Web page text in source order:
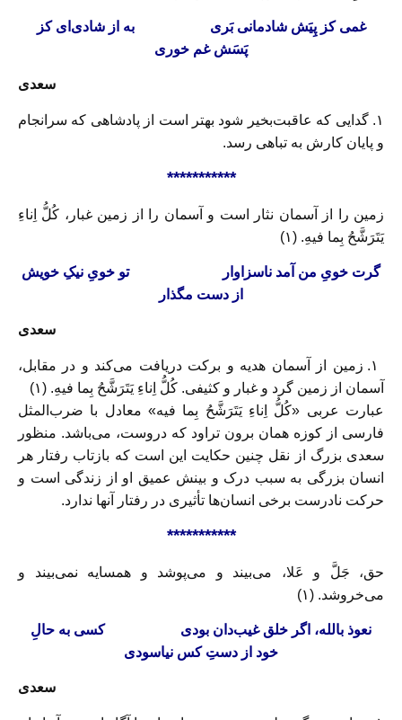
غمی کز پِیَش شادمانی بَریبه از شادی‌ای کز
پَسَش غم خوری
سعدی
۱. گدایی که عاقبت‌بخیر شود بهتر است از پادشاهی که سرانجام
و پایان کارش به تباهی رسد.
***********
زمين را از آسمان نثار است و آسمان را از زمين غبار، کُلُّ اِناءِ
يَتَرَشَّحُ بِما فيهِ. (۱)
گرت خویِ من آمد ناسزاوارتو خویِ نيکِ خويش
از دست مگذار
سعدی
۱. زمین از آسمان هدیه و برکت دریافت می‌کند و در مقابل،
آسمان از زمین گرد و غبار و کثیفی. کُلُّ اِناءِ يَتَرَشَّحُ بِما فيهِ. (۱)
عبارت عربی «کُلُّ اِناءِ يَتَرَشَّحُ بِما فيه» معادل با ضرب‌المثل
فارسی از کوزه همان برون تراود که دروست، می‌باشد. منظور
سعدی بزرگ از نقل چنین حکایت این است که بازتاب رفتار هر
انسان بزرگی به سبب درک و بینش عمیق او از زندگی است و
حرکت نادرست برخی انسان‌ها تأثیری در رفتار آنها ندارد.
***********
حق، جَلَّ و عَلا، می‌بيند و می‌پوشد و همسايه نمی‌بيند و
می‌خروشد. (۱)
نعوذ بالله، اگر خلق غيب‌دان بودیکسی به حالِ
خود از دستِ کس نياسودی
سعدی